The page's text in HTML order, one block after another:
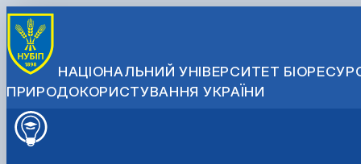
НАЦІОНАЛЬНИЙ УНІВЕРСИТЕТ
ПРИРОДОКОРИСТУВАННЯ УКРАЇНИ